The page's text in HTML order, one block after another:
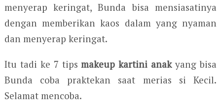
menyerap keringat, Bunda bisa mensiasatinya
dengan memberikan kaos dalam yang nyaman
dan menyerap keringat.
Itu tadi ke 7 tipsmakeup kartini anakyang bisa
Bunda coba praktekan saat merias si Kecil.
Selamat mencoba.